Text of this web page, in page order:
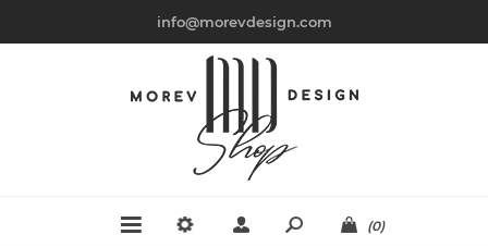
info@morevdesign.com
(0)